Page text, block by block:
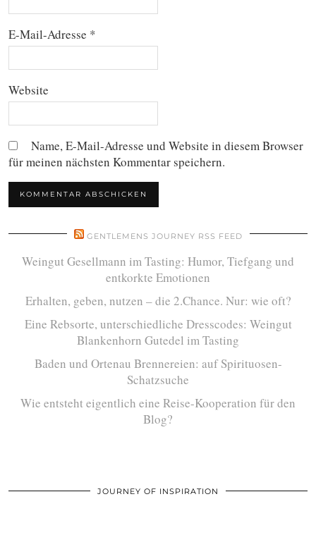
E-Mail-Adresse *
Website
Name, E-Mail-Adresse und Website in diesem Browser
für meinen nächsten Kommentar speichern.
GENTLEMENS JOURNEY RSS FEED
Weingut Gesellmann im Tasting: Humor, Tiefgang und
entkorkte Emotionen
Erhalten, geben, nutzen – die 2.Chance. Nur: wie oft?
Eine Rebsorte, unterschiedliche Dresscodes: Weingut
Blankenhorn Gutedel im Tasting
Baden und Ortenau Brennereien: auf Spirituosen-
Schatzsuche
Wie entsteht eigentlich eine Reise-Kooperation für den
Blog?
JOURNEY OF INSPIRATION